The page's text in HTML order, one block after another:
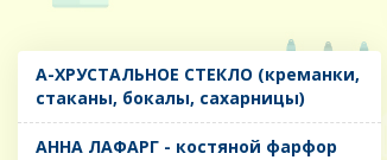
A-ХРУСТАЛЬНОЕ СТЕКЛО (креманки,
стаканы, бокалы, сахарницы)
AHHA ЛАФАРГ - костяной фарфор